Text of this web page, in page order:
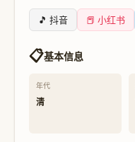
🎵 抖音 📕 小红书
📋基本信息
年代
清